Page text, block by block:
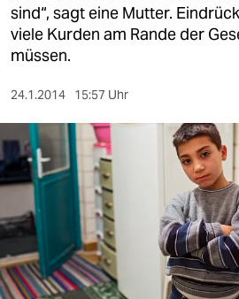
öko
gesellschaft
kultur
sport
berlin
nord
wahrheit
verlag
sind“, sagt eine Mutter.
viele Kurden am Rande der
müssen.
24.1.2014 15:57 Uhr